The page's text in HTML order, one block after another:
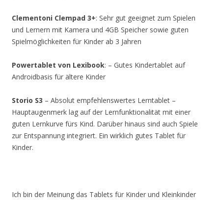
Clementoni Clempad 3+: Sehr gut geeignet zum Spielen
und Lernern mit Kamera und 4GB Speicher sowie guten
Spielmöglichkeiten für Kinder ab 3 Jahren
Powertablet von Lexibook: – Gutes Kindertablet auf
Androidbasis für ältere Kinder
Storio S3 – Absolut empfehlenswertes Lerntablet –
Hauptaugenmerk lag auf der Lernfunktionalität mit einer
guten Lernkurve fürs Kind. Darüber hinaus sind auch Spiele
zur Entspannung integriert. Ein wirklich gutes Tablet für
Kinder.
Ich bin der Meinung das Tablets für Kinder und Kleinkinder